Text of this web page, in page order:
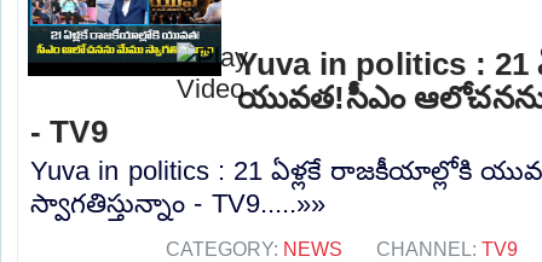
Yuva in politics :
యువత!సీఎం
- TV9
Yuva in politics : 21 ఏళ్లకే రాజకీయాల్లోకి
స్వాగతిస్తున్నాం - TV9.....»»
CATEGORY: NEWS CHANNEL: TV9